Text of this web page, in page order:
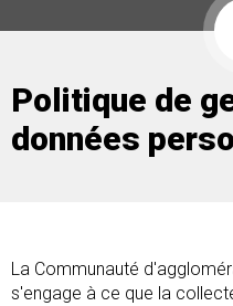
Politique de
données
La Communauté
s'engage à ce que la